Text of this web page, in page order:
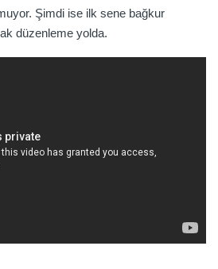
Şimdi ise ilk sene bağkur
düzenleme yolda.